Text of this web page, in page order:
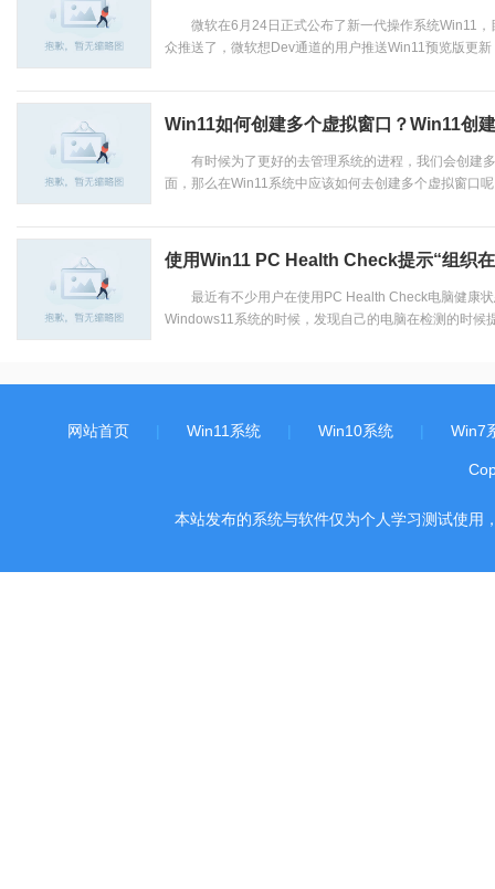
微软在6月24日正式公布了新一代操作系统Win11，
众推送了，微软想Dev通道的用户推送Win11预览版更
Win11如何创建多个虚拟窗口？Win11创
有时候为了更好的去管理系统的进程，我们会创建
面，那么在Win11系统中应该如何去创建多个虚拟窗口
使用Win11 PC Health Check提示“组织
最近有不少用户在使用PC Health Check电脑健康状
Windows11系统的时候，发现自己的电脑在检测的时候
网站首页 Win11系统 Win10系统 Win7
本站发布的系统与软件仅为个人学习测试使用